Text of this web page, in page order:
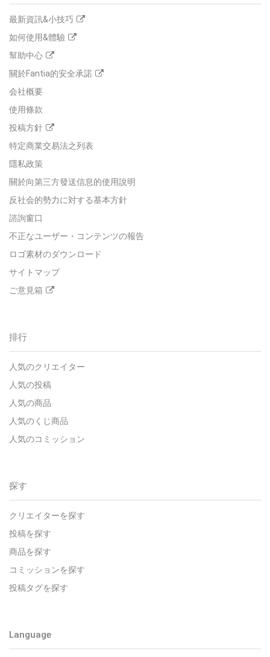
最新資訊&小技巧
如何使用&體驗
幫助中心
關於Fantia的安全承諾
会社概要
使用條款
投稿方針
特定商業交易法之列表
隱私政策
關於向第三方發送信息的使用說明
反社会的勢力に対する基本方針
諮詢窗口
不正なユーザー・コンテンツの報告
ロゴ素材のダウンロード
サイトマップ
ご意見箱
排行
人気のクリエイター
人気の投稿
人気の商品
人気のくじ商品
人気のコミッション
探す
クリエイターを探す
投稿を探す
商品を探す
コミッションを探す
投稿タグを探す
Language